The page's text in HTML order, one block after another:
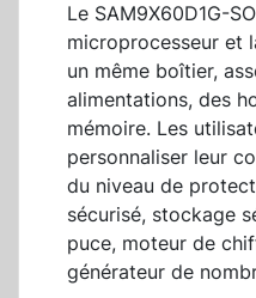
Le SAM9X60D1G-
microprocesseur et
un même boîtier,
alimentations, des
mémoire. Les
personnaliser leur
du niveau de
sécurisé, stockage
puce, moteur de
générateur de